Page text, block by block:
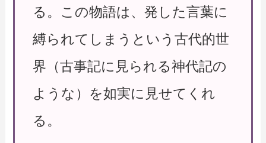
る。この物語は、発した言葉に
縛られてしまうという古代的世
界（古事記に見られる神代記の
ような）を如実に見せてくれ
る。